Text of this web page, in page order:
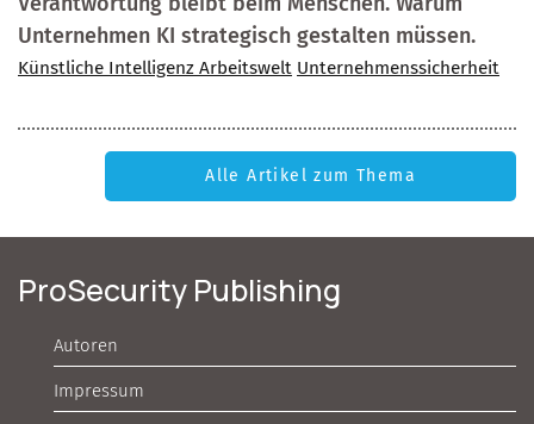
Unternehmen KI strategisch gestalten müssen.
Künstliche Intelligenz Arbeitswelt Unternehmenssicherheit
Alle Artikel zum Thema
ProSecurity Publishing
Autoren
Impressum